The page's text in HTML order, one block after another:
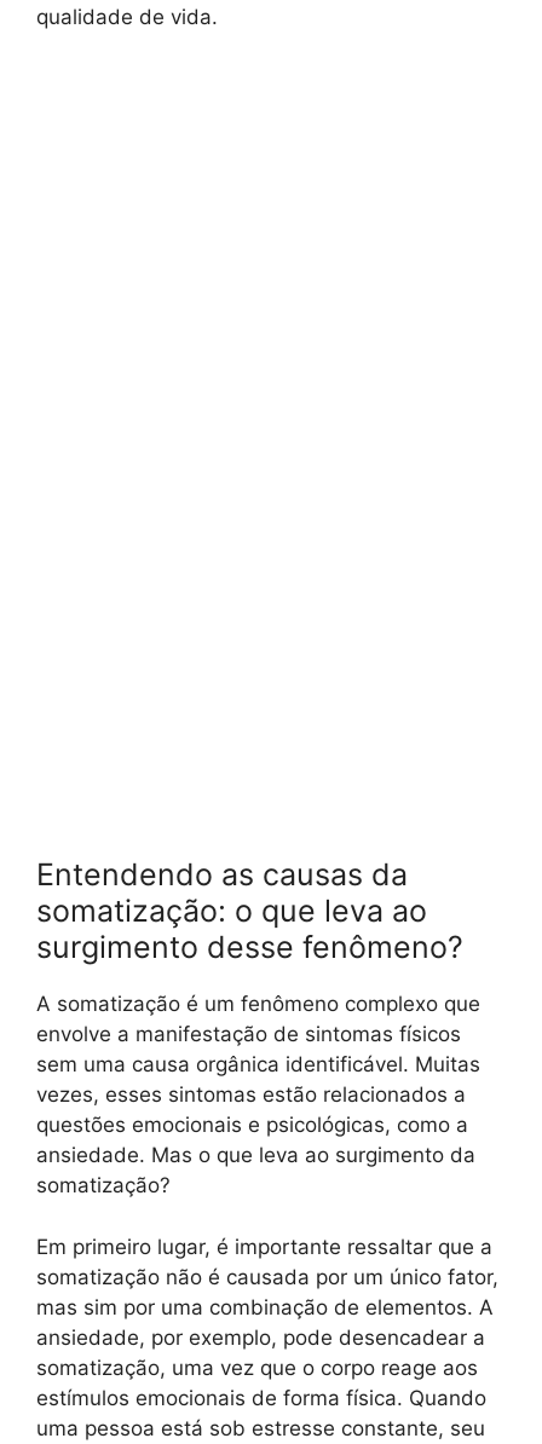
qualidade de vida.
Entendendo as causas da
somatização: o que leva ao
surgimento desse fenômeno?
A somatização é um fenômeno complexo que
envolve a manifestação de sintomas físicos
sem uma causa orgânica identificável. Muitas
vezes, esses sintomas estão relacionados a
questões emocionais e psicológicas, como a
ansiedade. Mas o que leva ao surgimento da
somatização?
Em primeiro lugar, é importante ressaltar que a
somatização não é causada por um único fator,
mas sim por uma combinação de elementos. A
ansiedade, por exemplo, pode desencadear a
somatização, uma vez que o corpo reage aos
estímulos emocionais de forma física. Quando
uma pessoa está sob estresse constante, seu